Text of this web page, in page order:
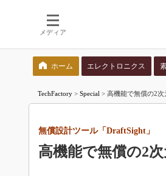
メディア
検索語を入力してください
ホーム エレクトロニクス
TechFactory > Special > 高機能で無償の2次
高機能で無償の2
無償設計ツール「DraftSight」